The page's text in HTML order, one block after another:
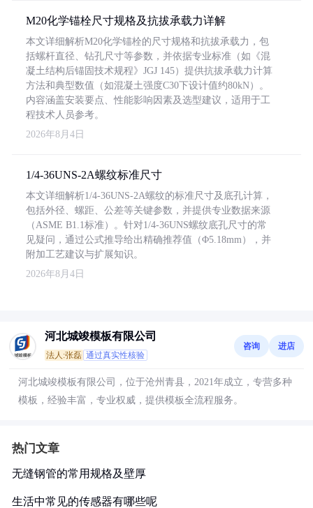
M20化学锚栓尺寸规格及抗拔承载力详解
本文详细解析M20化学锚栓的尺寸规格和抗拔承载力，包
括螺杆直径、钻孔尺寸等参数，并依据专业标准（如《混
凝土结构后锚固技术规程》JGJ 145）提供抗拔承载力计算
方法和典型数值（如混凝土强度C30下设计值约80kN）。
内容涵盖安装要点、性能影响因素及选型建议，适用于工
程技术人员参考。
2026年8月4日
1/4-36UNS-2A螺纹标准尺寸
本文详细解析1/4-36UNS-2A螺纹的标准尺寸及底孔计算，
包括外径、螺距、公差等关键参数，并提供专业数据来源
（ASME B1.1标准）。针对1/4-36UNS螺纹底孔尺寸的常
见疑问，通过公式推导给出精确推荐值（Φ5.18mm），并
附加工艺建议与扩展知识。
2026年8月4日
河北城竣模板有限公司
法人:张磊 通过真实性核验
咨询 进店
河北城竣模板有限公司，位于沧州青县，2021年成立，专营多种
模板，经验丰富，专业权威，提供模板全流程服务。
热门文章
无缝钢管的常用规格及壁厚
生活中常见的传感器有哪些呢